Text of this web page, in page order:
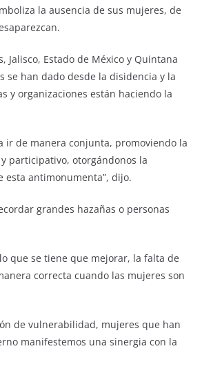
la ausencia de sus mujeres, de
Estado de México y Quintana
se han dado desde la disidencia y la
y organizaciones están haciendo la
ir de manera conjunta, promoviendo la
participativo, otorgándonos la
antimonumenta”, dijo.
grandes hazañas o personas
que se tiene que mejorar, la falta de
correcta cuando las mujeres son
de vulnerabilidad, mujeres que han
manifestemos una sinergia con la